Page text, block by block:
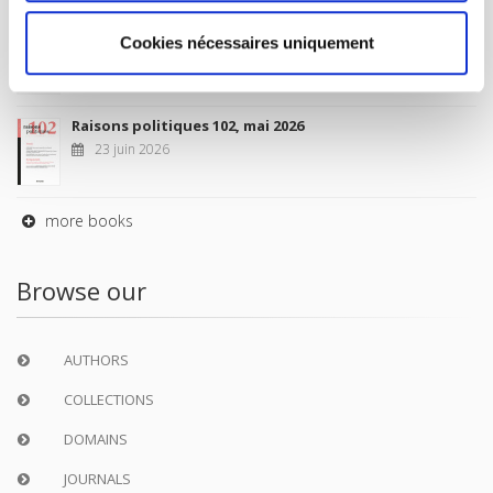
Cookies nécessaires uniquement
Sociétés contemporaines 139, 2025
6 juil. 2026
Raisons politiques 102, mai 2026
23 juin 2026
more books
Browse our
AUTHORS
COLLECTIONS
DOMAINS
JOURNALS